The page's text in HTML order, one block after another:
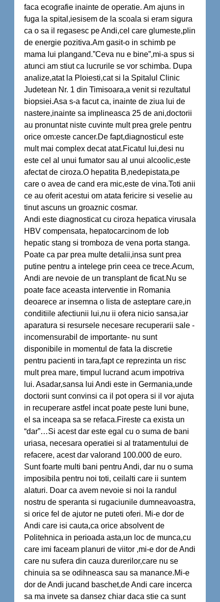
faca ecografie inainte de operatie. Am ajuns in
fuga la spital,iesisem de la scoala si eram sigura
ca o sa il regasesc pe Andi,cel care glumeste,plin
de energie pozitiva.Am gasit-o in schimb pe
mama lui plangand.”Ceva nu e bine”,mi-a spus si
atunci am stiut ca lucrurile se vor schimba. Dupa
analize,atat la Ploiesti,cat si la Spitalul Clinic
Judetean Nr. 1 din Timisoara,a venit si rezultatul
biopsiei.Asa s-a facut ca, inainte de ziua lui de
nastere,inainte sa implineasca 25 de ani,doctorii
au pronuntat niste cuvinte mult prea grele pentru
orice om:este cancer.De fapt,diagnosticul este
mult mai complex decat atat.Ficatul lui,desi nu
este cel al unui fumator sau al unui alcoolic,este
afectat de ciroza.O hepatita B,nedepistata,pe
care o avea de cand era mic,este de vina.Toti anii
ce au oferit acestui om atata fericire si veselie au
tinut ascuns un groaznic cosmar.
Andi este diagnosticat cu ciroza hepatica virusala
HBV compensata, hepatocarcinom de lob
hepatic stang si tromboza de vena porta stanga.
Poate ca par prea multe detalii,insa sunt prea
putine pentru a intelege prin ceea ce trece.Acum,
Andi are nevoie de un transplant de ficat.Nu se
poate face aceasta interventie in Romania
deoarece ar insemna o lista de asteptare care,in
conditiile afectiunii lui,nu ii ofera nicio sansa,iar
aparatura si resursele necesare recuperarii sale -
incomensurabil de importante- nu sunt
disponibile in momentul de fata la discretie
pentru pacienti in tara,fapt ce reprezinta un risc
mult prea mare, timpul lucrand acum impotriva
lui. Asadar,sansa lui Andi este in Germania,unde
doctorii sunt convinsi ca il pot opera si il vor ajuta
in recuperare astfel incat poate peste luni bune,
el sa inceapa sa se refaca.Fireste ca exista un
“dar”…Si acest dar este egal cu o suma de bani
uriasa, necesara operatiei si al tratamentului de
refacere, acest dar valorand 100.000 de euro.
Sunt foarte multi bani pentru Andi, dar nu o suma
imposibila pentru noi toti, ceilalti care ii suntem
alaturi. Doar ca avem nevoie si noi la randul
nostru de speranta si rugaciunile dumneavoastra,
si orice fel de ajutor ne puteti oferi. Mi-e dor de
Andi care isi cauta,ca orice absolvent de
Politehnica in perioada asta,un loc de munca,cu
care imi faceam planuri de viitor ,mi-e dor de Andi
care nu sufera din cauza durerilor,care nu se
chinuia sa se odihneasca sau sa manance.Mi-e
dor de Andi jucand baschet,de Andi care incerca
sa ma invete sa dansez chiar daca stie ca sunt